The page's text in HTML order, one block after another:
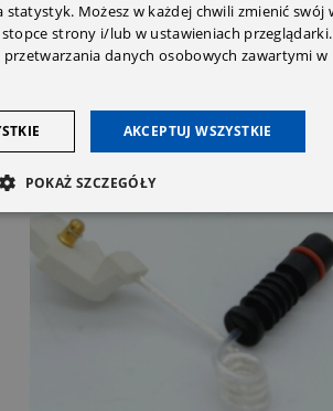
statystyk. Możesz w każdej chwili zmienić swój
strony i/lub w ustawieniach
przetwarzania danych osobowych zawartymi
AKCEPTUJ WSZYSTKIE
POKAŻ SZCZEGÓŁY